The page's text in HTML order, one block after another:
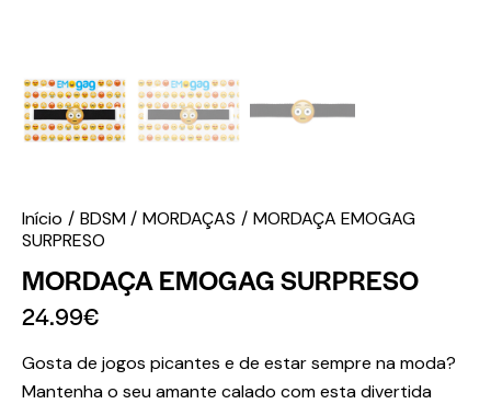
Início BDSM MORDAÇAS
MORDAÇA EMOGAG
SURPRESO
MORDAÇA EMOGAG SURPRESO
24.99€
Gosta de jogos picantes e de estar sempre na moda?
Mantenha o seu amante calado com esta divertida